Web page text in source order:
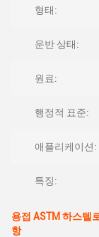
형태:
운반 상태:
원료:
행정적 표준:
애플리케이션:
특징:
용접 ASTM 하스텔
항